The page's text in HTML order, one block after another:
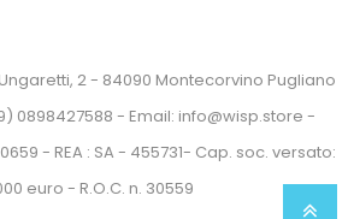
Ungaretti, 2 - 84090 Montecorvino Pugliano
0898427588 - Email: info@wisp.store -
- REA : SA - 455731- Cap. soc. versato:
euro - R.O.C. n. 30559